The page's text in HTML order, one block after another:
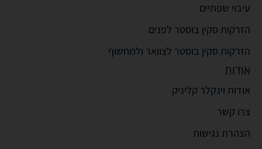
עיבוי שפתיים
הזרקות סקין בוסטר לפנים
הזרקות סקין בוסטר לצוואר ולמחשוף
אודות
אודות וינקלר קליניק
צרו קשר
הצהרת נגישות